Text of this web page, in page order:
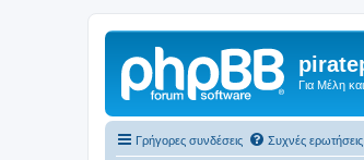
Για Μέλη
Γρήγορες συνδέσεις Συχνές ερωτήσεις